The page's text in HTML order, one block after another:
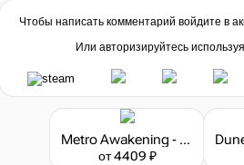
Чтобы написать комментарий войдите в
Или авторизируйтесь
Metro Awakening - Deluxe Edition
от 4409 ₽